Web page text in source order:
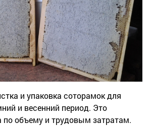
и упаковка соторамок для
и весенний период. Это
по объему и трудовым затратам.